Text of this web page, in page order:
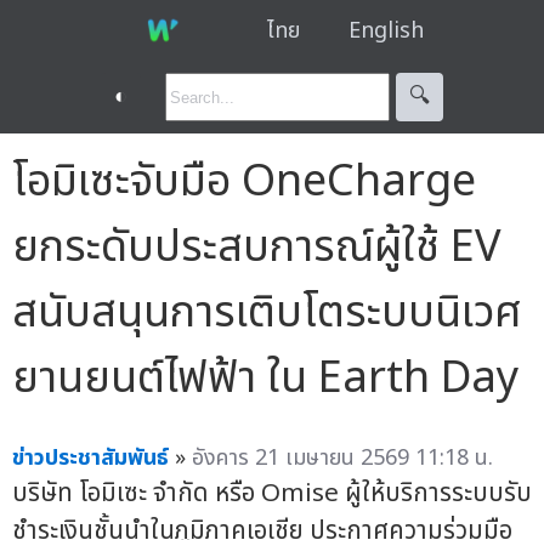
ไทย English
◐ 🔍︎
โอมิเซะจับมือ OneCharge
ยกระดับประสบการณ์ผู้ใช้ EV
สนับสนุนการเติบโตระบบนิเวศ
ยานยนต์ไฟฟ้า ใน Earth Day
ข่าวประชาสัมพันธ์ » อังคาร 21 เมษายน 2569 11:18 น.
บริษัท โอมิเซะ จำกัด หรือ Omise ผู้ให้บริการระบบรับ
ชำระเงินชั้นนำในภูมิภาคเอเชีย ประกาศความร่วมมือ